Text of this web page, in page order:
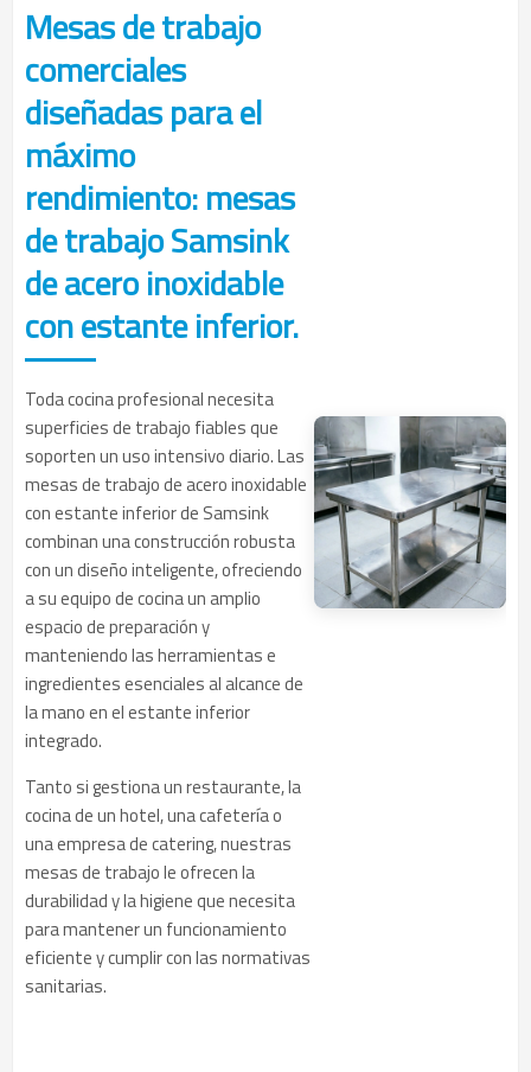
Mesas de trabajo
comerciales
diseñadas para el
máximo
rendimiento: mesas
de trabajo Samsink
de acero inoxidable
con estante inferior.
Toda cocina profesional necesita
superficies de trabajo fiables que
soporten un uso intensivo diario. Las
mesas de trabajo de acero inoxidable
con estante inferior de Samsink
combinan una construcción robusta
con un diseño inteligente, ofreciendo
a su equipo de cocina un amplio
espacio de preparación y
manteniendo las herramientas e
ingredientes esenciales al alcance de
la mano en el estante inferior
integrado.
Tanto si gestiona un restaurante, la
cocina de un hotel, una cafetería o
una empresa de catering, nuestras
mesas de trabajo le ofrecen la
durabilidad y la higiene que necesita
para mantener un funcionamiento
eficiente y cumplir con las normativas
sanitarias.